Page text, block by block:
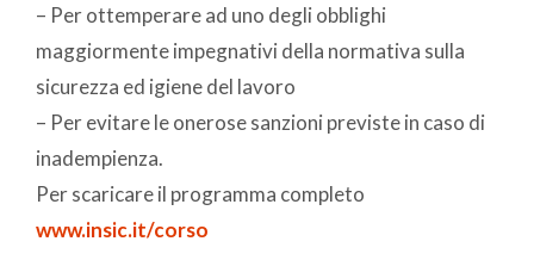
– Per ottemperare ad uno degli obblighi
maggiormente impegnativi della normativa sulla
sicurezza ed igiene del lavoro
– Per evitare le onerose sanzioni previste in caso di
inadempienza.
Per scaricare il programma completo
www.insic.it/corso